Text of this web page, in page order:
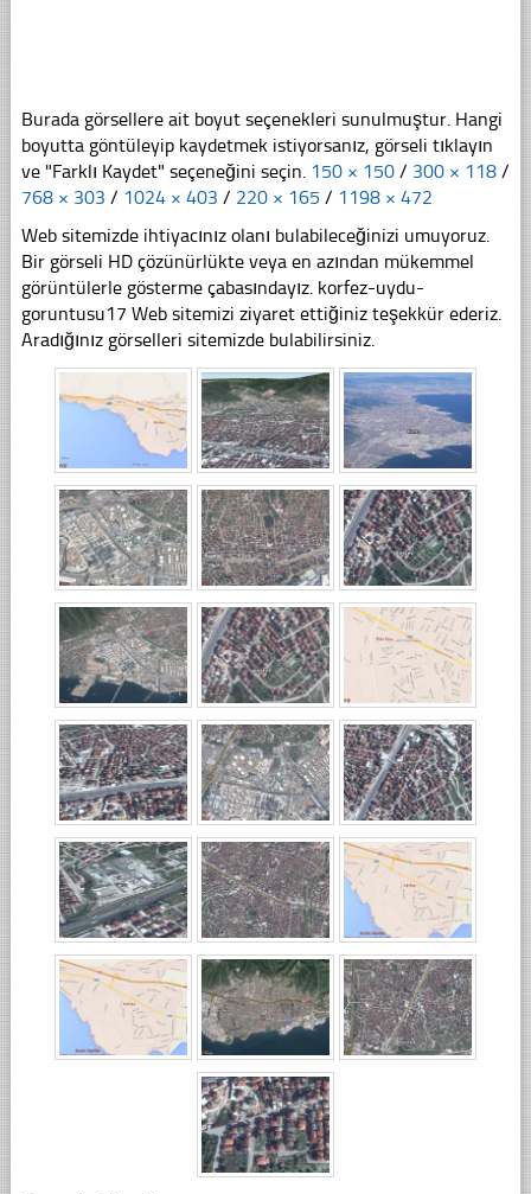
Burada görsellere ait boyut seçenekleri sunulmuştur. Hangi
boyutta göntüleyip kaydetmek istiyorsanız, görseli tıklayın
ve "Farklı Kaydet" seçeneğini seçin. 150 × 150 / 300 × 118 /
768 × 303 / 1024 × 403 / 220 × 165 / 1198 × 472
Web sitemizde ihtiyacınız olanı bulabileceğinizi umuyoruz.
Bir görseli HD çözünürlükte veya en azından mükemmel
görüntülerle gösterme çabasındayız. korfez-uydu-
goruntusu17 Web sitemizi ziyaret ettiğiniz teşekkür ederiz.
Aradığınız görselleri sitemizde bulabilirsiniz.